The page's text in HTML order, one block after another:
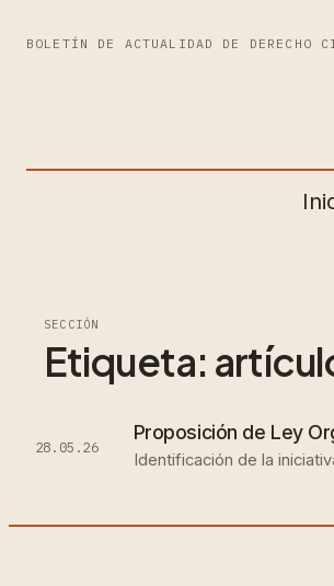
BOLETÍN DE ACTUALIDAD DE DERECHO
SECCIÓN
Etiqueta:
28.05.26
Proposición de Ley
Identificación de la